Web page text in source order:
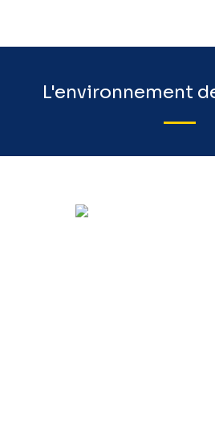
L'environnement